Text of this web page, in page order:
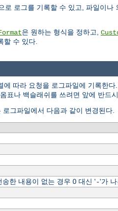
로그를 기록할 수 있고, 파일이
은 원하는 형식을 정하고,
할 수 있다.
따라 요청을 로그파일에 기록한
나 백슬래쉬를 쓰려면 앞에 반드
그파일에서 다음과 같이 변경된다.
한 내용이 없는 경우 0 대신 '-'가 나